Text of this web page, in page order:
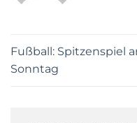
Fußball: Spitzenspiel
Sonntag